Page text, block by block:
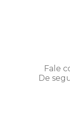
Fale
De